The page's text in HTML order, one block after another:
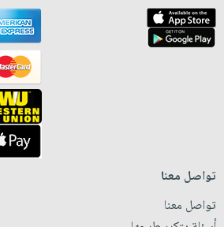
تواصل معنا
تواصل معنا